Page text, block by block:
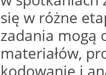
się w różne
zadania mogą
materiałów,
kodowanie i